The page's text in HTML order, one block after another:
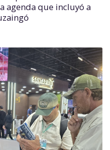
agenda que incluyó a